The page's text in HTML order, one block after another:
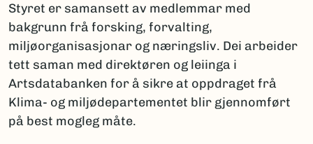
Styret er samansett av medlemmar med
bakgrunn frå forsking, forvalting,
miljøorganisasjonar og næringsliv. Dei arbeider
tett saman med direktøren og leiinga i
Artsdatabanken for å sikre at oppdraget frå
Klima- og miljødepartementet blir gjennomført
på best mogleg måte.